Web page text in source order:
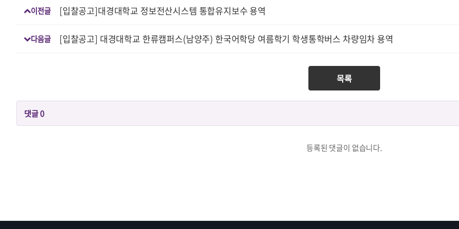
이전글 [입찰공고]대경대학교 정보전산시스템 통합유지보수 용역
다음글 [입찰공고] 대경대학교 한류캠퍼스(남양주) 한국어학당 여름학기 학생통학버스 차량임차 용역
목록
댓글0
등록된 댓글이 없습니다.